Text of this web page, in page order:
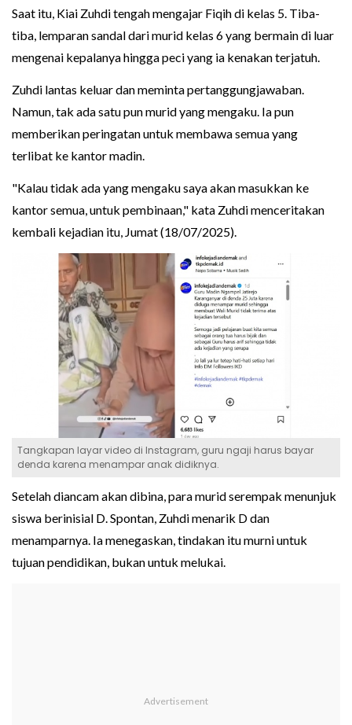
Saat itu, Kiai Zuhdi tengah mengajar Fiqih di kelas 5. Tiba-
tiba, lemparan sandal dari murid kelas 6 yang bermain di luar
mengenai kepalanya hingga peci yang ia kenakan terjatuh.
Zuhdi lantas keluar dan meminta pertanggungjawaban.
Namun, tak ada satu pun murid yang mengaku. Ia pun
memberikan peringatan untuk membawa semua yang
terlibat ke kantor madin.
"Kalau tidak ada yang mengaku saya akan masukkan ke
kantor semua, untuk pembinaan," kata Zuhdi menceritakan
kembali kejadian itu, Jumat (18/07/2025).
Tangkapan layar video di Instagram, guru ngaji harus bayar
denda karena menampar anak didiknya.
Setelah diancam akan dibina, para murid serempak menunjuk
siswa berinisial D. Spontan, Zuhdi menarik D dan
menamparnya. Ia menegaskan, tindakan itu murni untuk
tujuan pendidikan, bukan untuk melukai.